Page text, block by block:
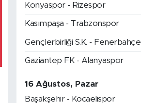
Konyaspor - Rizespor
Kasımpaşa - Trabzonspor
Gençlerbirliği S.K. - Fenerbahçe
Gaziantep FK - Alanyaspor
16 Ağustos, Pazar
Başakşehir - Kocaelispor